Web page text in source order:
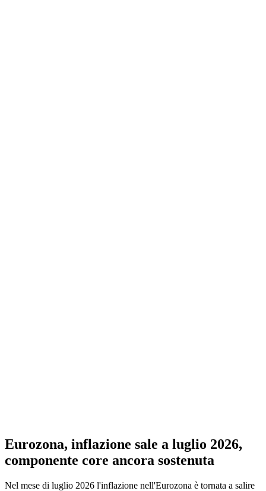
Eurozona, inflazione sale a luglio 2026,
componente core ancora sostenuta
Nel mese di luglio 2026 l'inflazione nell'Eurozona è tornata a salire